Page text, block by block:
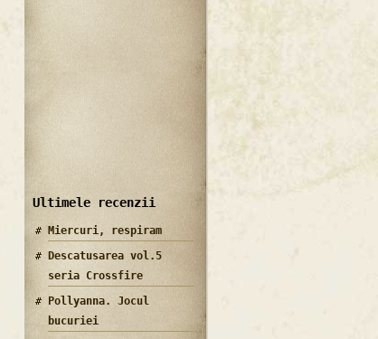
Ultimele recenzii
Miercuri, respiram
Descatusarea vol.5
seria Crossfire
Pollyanna. Jocul
bucuriei